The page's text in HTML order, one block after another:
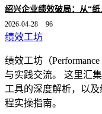
绍兴企业绩效破局：从“
2026-04-28 96
绩效工坊
绩效工坊（
与实践交流。 这里汇
工具的深度解析，以
程实操指南。